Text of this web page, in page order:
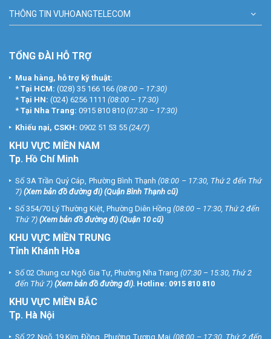
THÔNG TIN VUHOANGTELECOM
TỔNG ĐÀI HỖ TRỢ
Mua hàng, hỗ trợ kỹ thuật:
* Tại HCM: (028) 35 166 166 (08:00 – 17:30)
* Tại HN: (024) 6256 1111 (08:00 – 17:30)
* Tại Nha Trang: 0915 810 810 (07:30 – 17:30)
Khiếu nại, CSKH: 0902 51 53 55 (24/7)
KHU VỰC MIỀN NAM
Tp. Hồ Chí Minh
Số 3A Trần Quý Cáp, Phường Bình Thạnh (08:00 – 17:30, Thứ 2 đến Thứ
7) (Xem bản đồ đường đi) (Quận Bình Thạnh cũ)
Số 354/70 Lý Thường Kiệt, Phường Diên Hồng (08:00 – 17:30, Thứ 2 đến
Thứ 7) (Xem bản đồ đường đi) (Quận 10 cũ)
KHU VỰC MIỀN TRUNG
Tỉnh Khánh Hòa
Số 02 Chung cư Ngô Gia Tự, Phường Nha Trang (07:30 – 15:30, Thứ 2
đến Thứ 7) (Xem bản đồ đường đi). Hotline: 0915 810 810
KHU VỰC MIỀN BẮC
Tp. Hà Nội
Số 22 Ngõ 19 Kim Đồng, Phường Tương Mai (08:00 – 17:30, Thứ 2 đến